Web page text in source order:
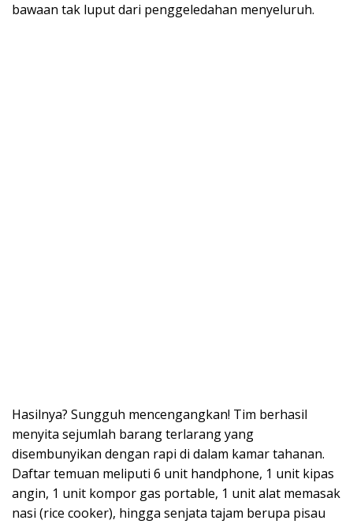
bawaan tak luput dari penggeledahan menyeluruh.
Hasilnya? Sungguh mencengangkan! Tim berhasil
menyita sejumlah barang terlarang yang
disembunyikan dengan rapi di dalam kamar tahanan.
Daftar temuan meliputi 6 unit handphone, 1 unit kipas
angin, 1 unit kompor gas portable, 1 unit alat memasak
nasi (rice cooker), hingga senjata tajam berupa pisau